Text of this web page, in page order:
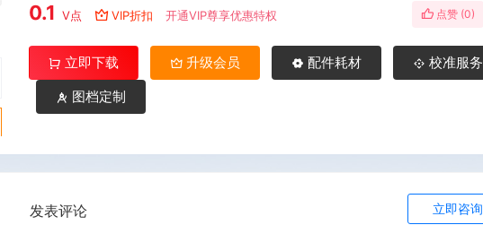
0.1 V点 VIP折扣 开通VIP尊享优惠特权 点赞 (0)
立即下载 升级会员 配件耗材
校准服务
图档定制
发表评论 立即咨询